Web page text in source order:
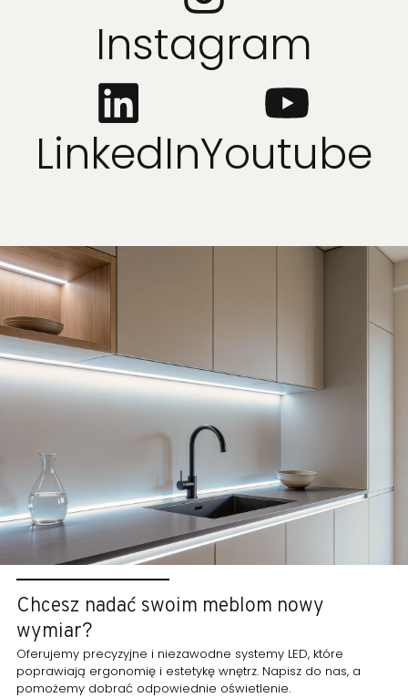
Instagram
LinkedInYoutube
Chcesz nadać swoim meblom nowy
wymiar?
Oferujemy precyzyjne i niezawodne systemy LED, które
poprawiają ergonomię i estetykę wnętrz. Napisz do nas, a
pomożemy dobrać odpowiednie oświetlenie.